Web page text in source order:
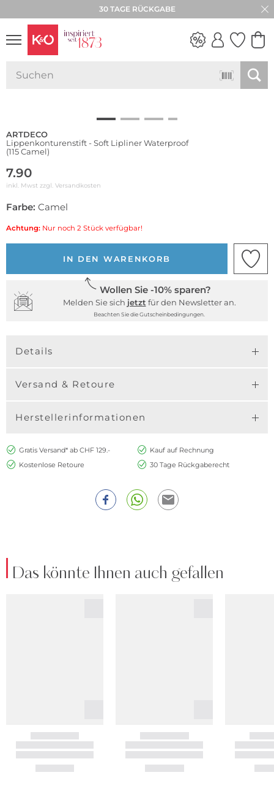
30 TAGE RÜCKGABE
Wasserfest
ARTDECO
Lippenkonturenstift - Soft Lipliner Waterproof
(115 Camel)
7.90
inkl. Mwst zzgl. Versandkosten
Farbe: Camel
Achtung: Nur noch 2 Stück verfügbar!
IN DEN WARENKORB
Wollen Sie -10% sparen?
Melden Sie sich jetzt für den Newsletter an.
Beachten Sie die Gutscheinbedingungen.
Details
Versand & Retoure
Herstellerinformationen
Gratis Versand* ab CHF 129.-
Kauf auf Rechnung
Kostenlose Retoure
30 Tage Rückgaberecht
Das könnte Ihnen auch gefallen